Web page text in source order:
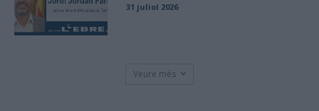
31 juliol 2026
Veure més